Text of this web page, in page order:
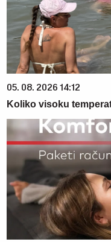
05. 08. 2026 14:12
Koliko visoku